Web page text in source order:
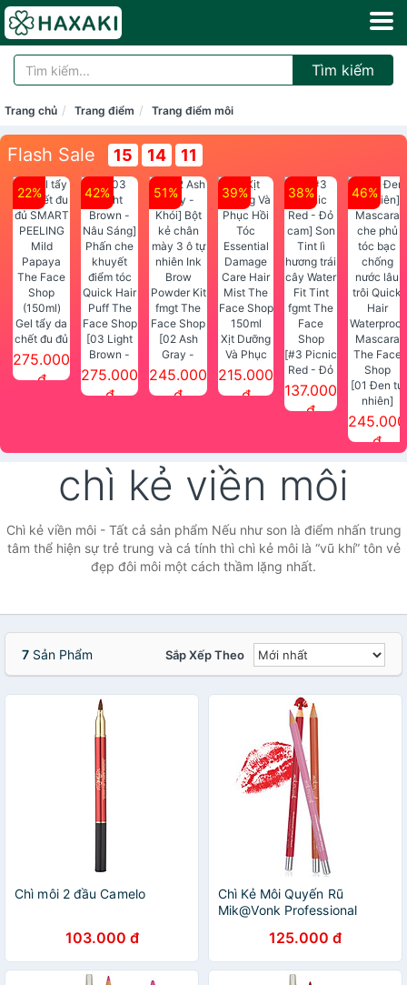
Tìm kiếm
Trang chủ Trang điểm Trang điểm môi
Flash Sale 15 14 10
22%
Gel tẩy da
chết đu đủ
SMART
PEELING
275.000
đ
42%
[03 Light
Brown -
Nâu Sáng]
Phấn che
275.000
đ
51%
[02 Ash
Gray -
Khói] Bột
kẻ chân
fmgt The
Face Shop
245.000
đ
39%
Xịt Dưỡng
Và Phục
Hồi Tóc
Essential
215.000
đ
38%
[#3 Picnic
Red - Đỏ
cam] Son
Face
Shop
137.000
đ
46%
[01 Đen tự
nhiên]
Mascara
che phủ
Waterproof
Mascara
The Face
245.000
đ
chì kẻ viền môi
Chì kẻ viền môi - Tất cả sản phẩm Nếu như son là điểm nhấn trung
tâm thể hiện sự trẻ trung và cá tính thì chì kẻ môi là “vũ khí” tôn vẻ
đẹp đôi môi một cách thầm lặng nhất.
7 Sản Phẩm Sắp Xếp Theo
Chì môi 2 đầu Camelo
103.000 đ
Chì Kẻ Môi Quyến Rũ
Mik@Vonk Professional
Màu đỏ tự nhiên
125.000 đ